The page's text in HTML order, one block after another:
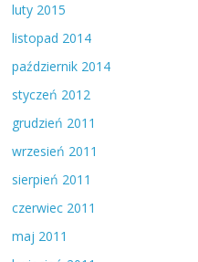
luty 2015
listopad 2014
październik 2014
styczeń 2012
grudzień 2011
wrzesień 2011
sierpień 2011
czerwiec 2011
maj 2011